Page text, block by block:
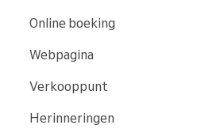
Online boeking
Webpagina
Verkooppunt
Herinneringen